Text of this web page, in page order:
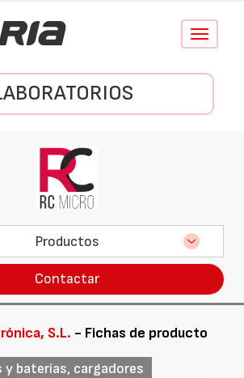
Conmutar
Productos
Contactar
S.L. - Fichas de producto
y baterías, cargadores